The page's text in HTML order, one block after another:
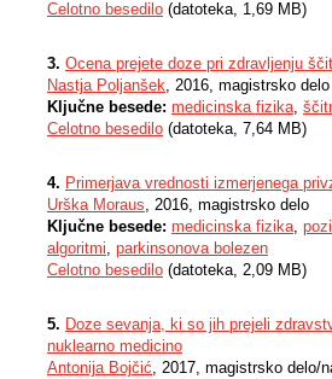
Celotno besedilo (datoteka, 1,69 MB)
3. Ocena prejete doze pri zdravljenju
Nastja Poljanšek, 2016, magistrsko delo
Ključne besede: medicinska fizika,
Celotno besedilo (datoteka, 7,64 MB)
4. Primerjava vrednosti izmerjenega
Urška Moraus, 2016, magistrsko delo
Ključne besede: medicinska fizika,
algoritmi, parkinsonova bolezen
Celotno besedilo (datoteka, 2,09 MB)
5. Doze sevanja, ki so jih prejeli
nuklearno medicino
Antonija Bojčić, 2017, magistrsko delo/